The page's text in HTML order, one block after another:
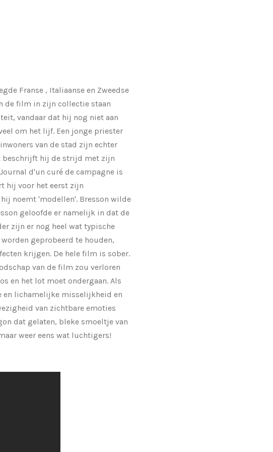
Franse , Italiaanse en Zweedse
de film in zijn collectie staan
vandaar dat hij nog niet aan
om het lijf. Een jonge priester
van de stad zijn echter
beschrijft hij de strijd met zijn
d'un curé de campagne is
hij voor het eerst zijn
noemt 'modellen'. Bresson wilde
geloofde er namelijk in dat de
zijn er nog heel wat typische
geprobeerd te houden,
krijgen. De hele film is sober.
van de film zou verloren
en het lot moet ondergaan. Als
en lichamelijke misselijkheid en
van zichtbare emoties
dat gelaten, bleke smoeltje van
weer eens wat luchtigers!